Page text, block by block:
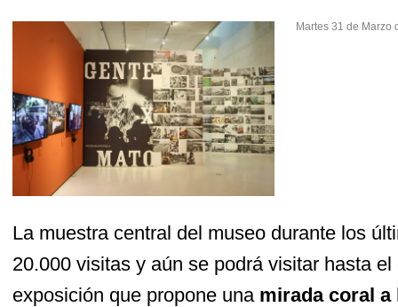
Martes 31 de Marzo
La muestra central del museo durante los
20.000 visitas y aún se podrá visitar hasta
exposición que propone una mirada coral a